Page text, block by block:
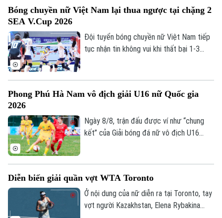
Đánh giá
Di tích
Dinh dưỡng
Tư vấn sức khỏe
Bóng đá
Quần vợt
Giải trí
Tin tức
Sao
Điện ảnh
Thời trang
Âm nhạc
Đã phát sóng
cho ngày hội võ thuật lớn của Thủ đô.
Bóng chuyền nữ Việt Nam lại thua ngược tại chặng 2
SEA V.Cup 2026
Đội tuyển bóng chuyền nữ Việt Nam tiếp
tục nhận tin không vui khi thất bại 1-3
giành chiến thắng ở set đấu đầu tiên.
Phong Phú Hà Nam vô địch giải U16 nữ Quốc gia
2026
Ngày 8/8, trận đấu được ví như “chung
kết” của Giải bóng đá nữ vô địch U16
Nội.
Diễn biến giải quần vợt WTA Toronto
Ở nội dung của nữ diễn ra tại Toronto, tay
vợt người Kazakhstan, Elena Rybakina